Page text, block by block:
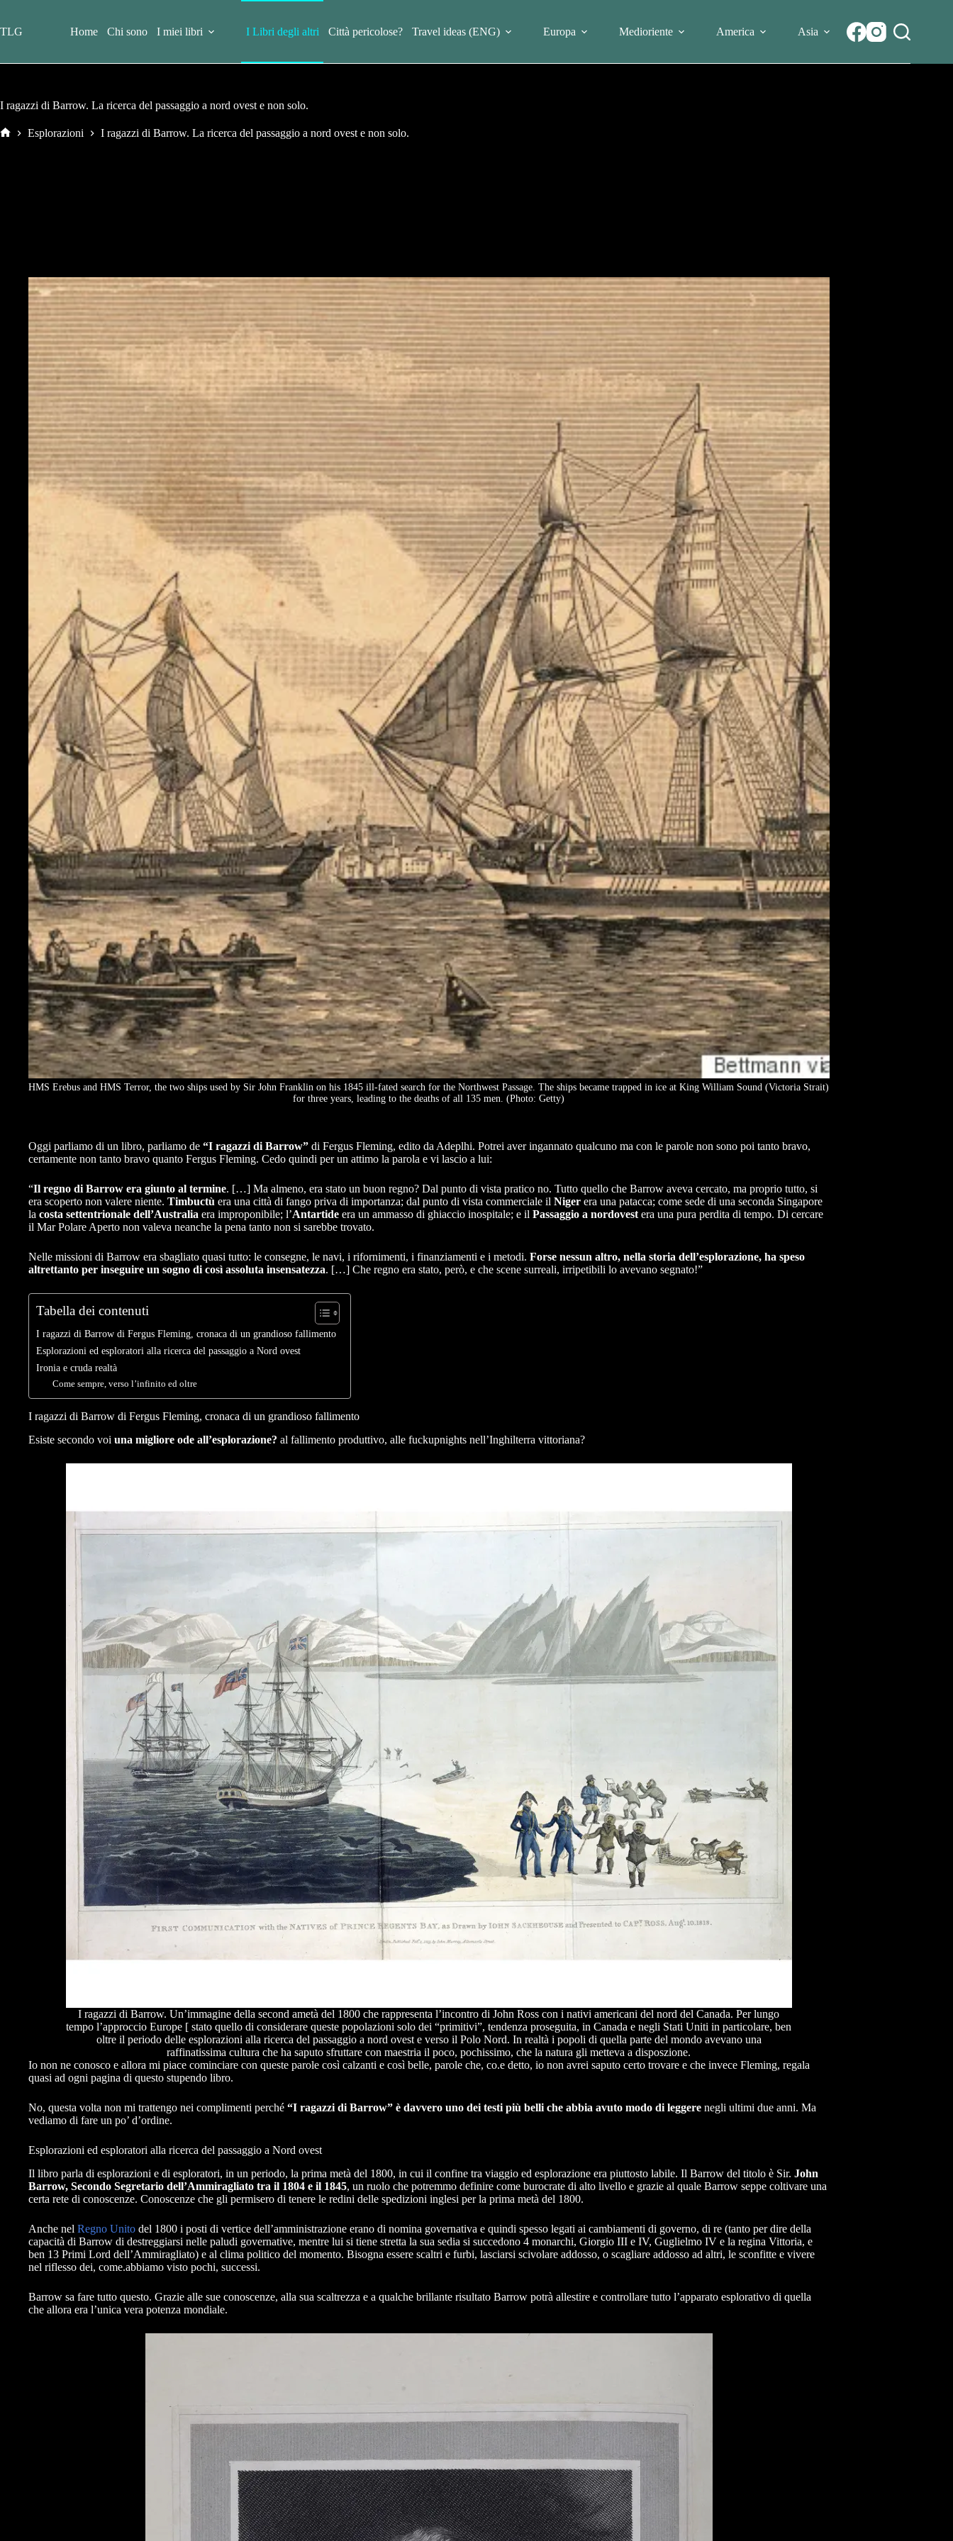
contenuto
TLG Home Chi sono I miei libri I Libri degli altri Città pericolose? Travel ideas (ENG) Europa Medioriente America Asia
I ragazzi di Barrow. La ricerca del passaggio a nord ovest e non solo.
Esplorazioni I ragazzi di Barrow. La ricerca del passaggio a nord ovest e non solo.
HMS Erebus and HMS Terror, the two ships used by Sir John Franklin on his 1845 ill-fated search for the Northwest Passage. The ships became trapped in ice at King William Sound (Victoria Strait)
for three years, leading to the deaths of all 135 men. (Photo: Getty)
Oggi parliamo di un libro, parliamo de “I ragazzi di Barrow” di Fergus Fleming, edito da Adeplhi. Potrei aver ingannato qualcuno ma con le parole non sono poi tanto bravo,
certamente non tanto bravo quanto Fergus Fleming. Cedo quindi per un attimo la parola e vi lascio a lui:
“Il regno di Barrow era giunto al termine. […] Ma almeno, era stato un buon regno? Dal punto di vista pratico no. Tutto quello che Barrow aveva cercato, ma proprio tutto, si
era scoperto non valere niente. Timbuctù era una città di fango priva di importanza; dal punto di vista commerciale il Niger era una patacca; come sede di una seconda Singapore
la costa settentrionale dell’Australia era improponibile; l’Antartide era un ammasso di ghiaccio inospitale; e il Passaggio a nordovest era una pura perdita di tempo. Di cercare
il Mar Polare Aperto non valeva neanche la pena tanto non si sarebbe trovato.
Nelle missioni di Barrow era sbagliato quasi tutto: le consegne, le navi, i rifornimenti, i finanziamenti e i metodi. Forse nessun altro, nella storia dell’esplorazione, ha speso
altrettanto per inseguire un sogno di così assoluta insensatezza. […] Che regno era stato, però, e che scene surreali, irripetibili lo avevano segnato!”
Tabella dei contenuti
I ragazzi di Barrow di Fergus Fleming, cronaca di un grandioso fallimento
Esplorazioni ed esploratori alla ricerca del passaggio a Nord ovest
Ironia e cruda realtà
Come sempre, verso l’infinito ed oltre
I ragazzi di Barrow di Fergus Fleming, cronaca di un grandioso fallimento
Esiste secondo voi una migliore ode all’esplorazione? al fallimento produttivo, alle fuckupnights nell’Inghilterra vittoriana?
I ragazzi di Barrow. Un’immagine della second ametà del 1800 che rappresenta l’incontro di John Ross con i nativi americani del nord del Canada. Per lungo
tempo l’approccio Europe [ stato quello di considerare queste popolazioni solo dei “primitivi”, tendenza proseguita, in Canada e negli Stati Uniti in particolare, ben
oltre il periodo delle esplorazioni alla ricerca del passaggio a nord ovest e verso il Polo Nord. In realtà i popoli di quella parte del mondo avevano una
raffinatissima cultura che ha saputo sfruttare con maestria il poco, pochissimo, che la natura gli metteva a disposzione.
Io non ne conosco e allora mi piace cominciare con queste parole così calzanti e così belle, parole che, co.e detto, io non avrei saputo certo trovare e che invece Fleming, regala
quasi ad ogni pagina di questo stupendo libro.
No, questa volta non mi trattengo nei complimenti perché “I ragazzi di Barrow” è davvero uno dei testi più belli che abbia avuto modo di leggere negli ultimi due anni. Ma
vediamo di fare un po’ d’ordine.
Esplorazioni ed esploratori alla ricerca del passaggio a Nord ovest
Il libro parla di esplorazioni e di esploratori, in un periodo, la prima metà del 1800, in cui il confine tra viaggio ed esplorazione era piuttosto labile. Il Barrow del titolo è Sir. John
Barrow, Secondo Segretario dell’Ammiragliato tra il 1804 e il 1845, un ruolo che potremmo definire come burocrate di alto livello e grazie al quale Barrow seppe coltivare una
certa rete di conoscenze. Conoscenze che gli permisero di tenere le redini delle spedizioni inglesi per la prima metà del 1800.
Anche nel Regno Unito del 1800 i posti di vertice dell’amministrazione erano di nomina governativa e quindi spesso legati ai cambiamenti di governo, di re (tanto per dire della
capacità di Barrow di destreggiarsi nelle paludi governative, mentre lui si tiene stretta la sua sedia si succedono 4 monarchi, Giorgio III e IV, Guglielmo IV e la regina Vittoria, e
ben 13 Primi Lord dell’Ammiragliato) e al clima politico del momento. Bisogna essere scaltri e furbi, lasciarsi scivolare addosso, o scagliare addosso ad altri, le sconfitte e vivere
nel riflesso dei, come.abbiamo visto pochi, successi.
Barrow sa fare tutto questo. Grazie alle sue conoscenze, alla sua scaltrezza e a qualche brillante risultato Barrow potrà allestire e controllare tutto l’apparato esplorativo di quella
che allora era l’unica vera potenza mondiale.